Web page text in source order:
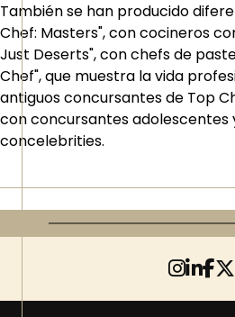
También se han producido
Chef: Masters", con cocineros
Just Deserts", con chefs de
Chef", que muestra la vida
antiguos concursantes de Top
con concursantes adolescentes
concelebrities.